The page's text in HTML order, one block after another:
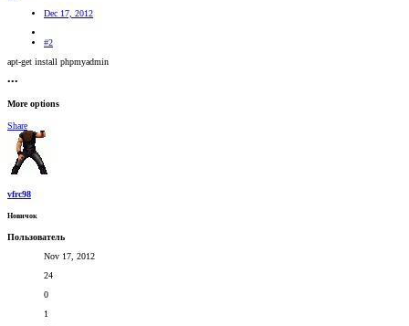
Dec 17, 2012
#2
apt-get install phpmyadmin
•••
More options
Share
vfrc98
Новичок
Пользователь
Nov 17, 2012
24
0
1